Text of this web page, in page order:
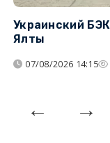
Украинский
Ялты
07/08/2026 14:15